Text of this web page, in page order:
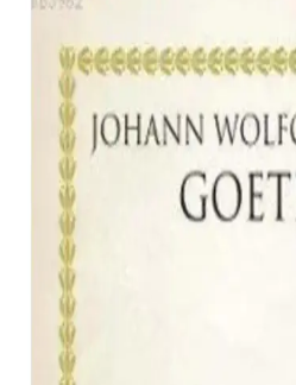
Duygusal Unsurlarla Dolu
Yıl<dı>zlı Gece, Debbie
duygusal anlatımıyla okuru
taşınabilir tasarımıyla öne çıkan bir
Dets Erotik Masaj Yağı:
Nemlendirici ve Romantik
Dets Erotik Masaj Yağı, ginseng
romantik anları güçlendirir. Kalıcı
masaj deneyimini konforlu ve
Sevgiliye Özel Turbo Saatli
Fonksiyonel Romantik Hediye